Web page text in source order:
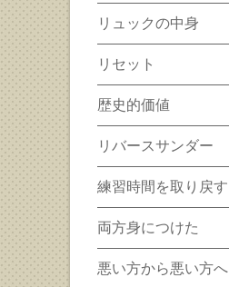
リュックの中身
リセット
歴史的価値
リバースサンダー
練習時間を取り戻す
両方身につけた
悪い方から悪い方へ